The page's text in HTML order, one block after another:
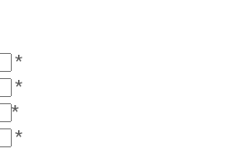
*
*
*
*